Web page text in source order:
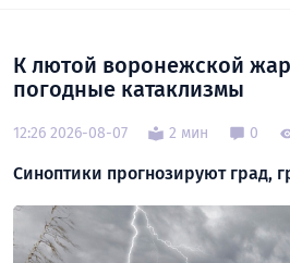
К лютой воронежской
погодные катаклизмы
12:26 2026-08-07 2 мин 0
Синоптики прогнозируют град,